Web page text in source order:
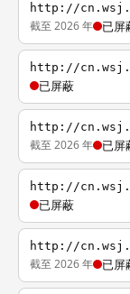
http://
截至 2026 年 已屏
http://
已屏蔽
http://
截至 2026 年 已屏
http://
已屏蔽
http://
截至 2026 年 已屏